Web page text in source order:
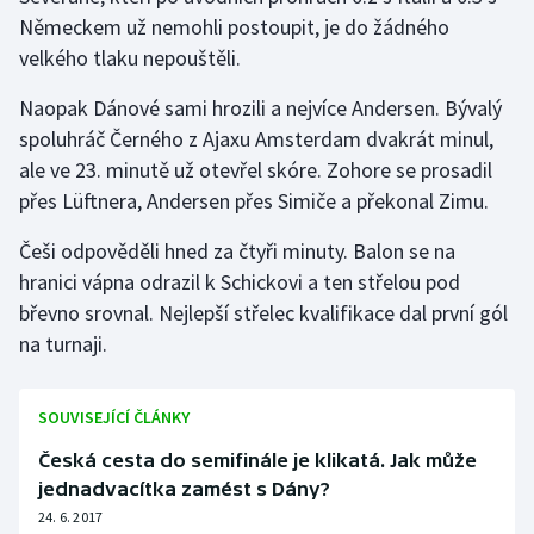
Stolní tenis
Veslování
Vodní slalom
Volejbal
Německem už nemohli postoupit, je do žádného
velkého tlaku nepouštěli.
Naopak Dánové sami hrozili a nejvíce Andersen. Bývalý
spoluhráč Černého z Ajaxu Amsterdam dvakrát minul,
ale ve 23. minutě už otevřel skóre. Zohore se prosadil
přes Lüftnera, Andersen přes Simiče a překonal Zimu.
Češi odpověděli hned za čtyři minuty. Balon se na
hranici vápna odrazil k Schickovi a ten střelou pod
břevno srovnal. Nejlepší střelec kvalifikace dal první gól
na turnaji.
SOUVISEJÍCÍ ČLÁNKY
Česká cesta do semifinále je klikatá. Jak může
jednadvacítka zamést s Dány?
24. 6. 2017